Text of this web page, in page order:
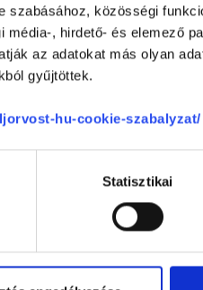
szabásához, közösségi
, hirdető- és elemező
az adatokat más olyan
gyűjtöttek.
hu-cookie-szabalyzat/
Statisztikai
Medical Corvin